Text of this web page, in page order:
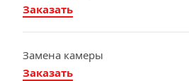
Заказать
Замена камеры
Заказать